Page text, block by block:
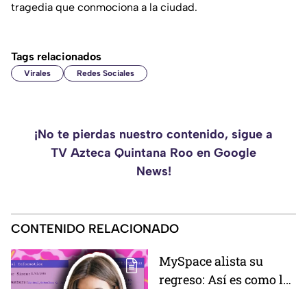
tragedia que conmociona a la ciudad.
Tags relacionados
Virales Redes Sociales
¡No te pierdas nuestro contenido, sigue a
TV Azteca Quintana Roo en Google
News!
CONTENIDO RELACIONADO
MySpace alista su
regreso: Así es como la